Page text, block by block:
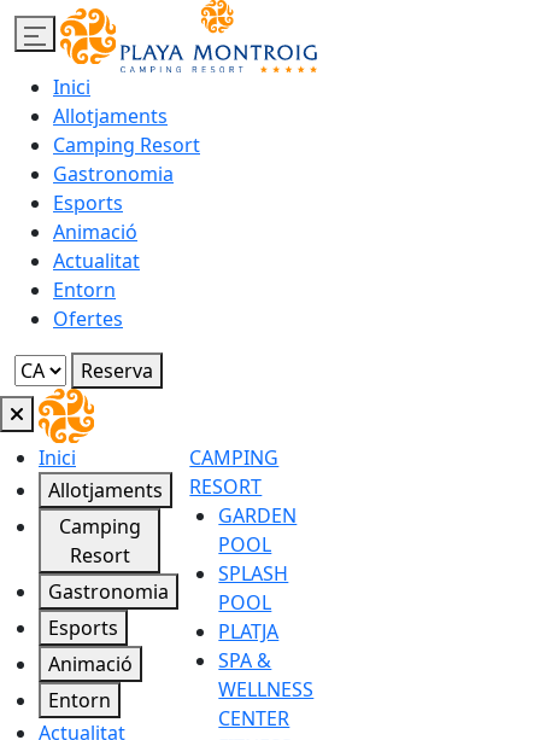
Inici
Allotjaments
Camping Resort
Gastronomia
Esports
Animació
Actualitat
Entorn
Ofertes
Reserva
Inici
Allotjaments
Camping
Resort
Gastronomia
Esports
Animació
Entorn
Actualitat
CAMPING
RESORT
GARDEN
POOL
SPLASH
POOL
PLATJA
SPA &
WELLNESS
CENTER